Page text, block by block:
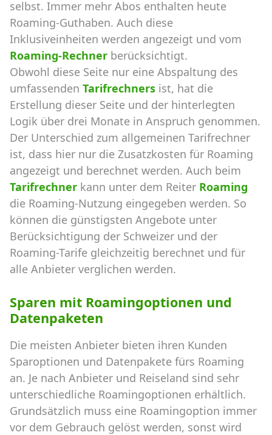
selbst. Immer mehr Abos enthalten heute
Roaming-Guthaben. Auch diese
Inklusiveinheiten werden angezeigt und vom
Roaming-Rechner berücksichtigt.
Obwohl diese Seite nur eine Abspaltung des
umfassenden Tarifrechners ist, hat die
Erstellung dieser Seite und der hinterlegten
Logik über drei Monate in Anspruch genommen.
Der Unterschied zum allgemeinen Tarifrechner
ist, dass hier nur die Zusatzkosten für Roaming
angezeigt und berechnet werden. Auch beim
Tarifrechner kann unter dem Reiter Roaming
die Roaming-Nutzung eingegeben werden. So
können die günstigsten Angebote unter
Berücksichtigung der Schweizer und der
Roaming-Tarife gleichzeitig berechnet und für
alle Anbieter verglichen werden.
Sparen mit Roamingoptionen und
Datenpaketen
Die meisten Anbieter bieten ihren Kunden
Sparoptionen und Datenpakete fürs Roaming
an. Je nach Anbieter und Reiseland sind sehr
unterschiedliche Roamingoptionen erhältlich.
Grundsätzlich muss eine Roamingoption immer
vor dem Gebrauch gelöst werden, sonst wird